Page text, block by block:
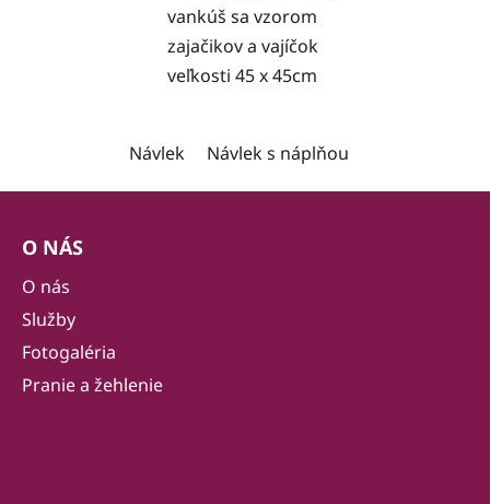
vankúš sa vzorom
zajačikov a vajíčok
veľkosti 45 x 45cm
Návlek Návlek s náplňou
Z
O NÁS
O nás
Služby
Fotogaléria
Pranie a žehlenie